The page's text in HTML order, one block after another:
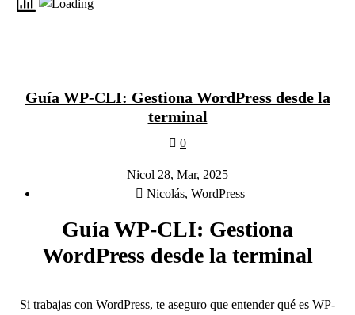
Guía WP-CLI: Gestiona WordPress desde la
terminal
0
Nicol 28, Mar, 2025
Nicolás, WordPress
Guía WP-CLI: Gestiona
WordPress desde la terminal
Si trabajas con WordPress, te aseguro que entender qué es WP-